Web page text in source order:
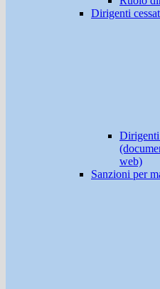
Dirigenti
Dirigenti
web)
Sanzioni per